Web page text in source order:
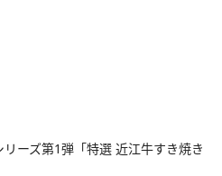
ーズ第1弾「特選 近江牛すき焼き